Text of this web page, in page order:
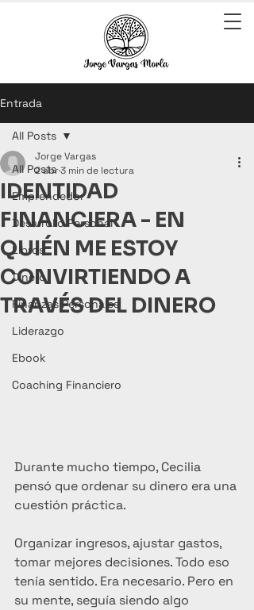
Entrada
All Posts
Emprendedor
Desarrollo Personal
Libros
Dinero
Finanzas Personales
Liderazgo
Ebook
Coaching Financiero
All Posts
IDENTIDAD
FINANCIERA - EN
QUIÉN ME ESTOY
CONVIRTIENDO A
TRAVÉS DEL DINERO
Jorge Vargas
2 abr3 min de lectura
Durante mucho tiempo, Cecilia
pensó que ordenar su dinero era una
cuestión práctica.
Organizar ingresos, ajustar gastos,
tomar mejores decisiones. Todo eso
tenía sentido. Era necesario. Pero en
su mente, seguía siendo algo